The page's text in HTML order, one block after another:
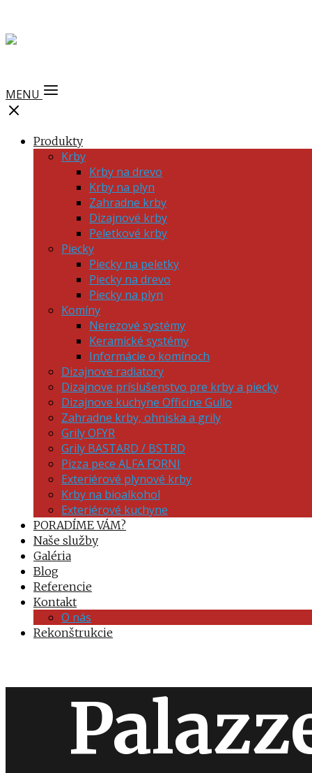
MENU
Produkty
Krby
Krby na drevo
Krby na plyn
Zahradne krby
Dizajnové krby
Peletkové krby
Piecky
Piecky na peletky
Piecky na drevo
Piecky na plyn
Komíny
Nerezové systémy
Keramické systémy
Informácie o komínoch
Dizajnove radiatory
Dizajnove príslušenstvo pre krby a piecky
Dizajnove kuchyne Officine Gullo
Zahradne krby, ohniska a grily
Grily OFYR
Grily BASTARD / BSTRD
Pizza pece ALFA FORNI
Exteriérové plynové krby
Krby na bioalkohol
Exteriérové kuchyne
PORADÍME VÁM?
Naše služby
Galéria
Blog
Referencie
Kontakt
O nás
Rekonštrukcie